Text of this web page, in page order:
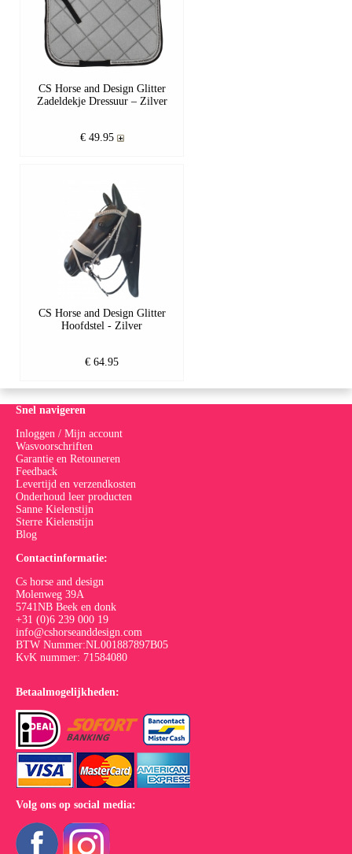
CS Horse and Design Glitter
Zadeldekje Dressuur – Zilver
€ 49.95
CS Horse and Design Glitter
Hoofdstel - Zilver
€ 64.95
Snel navigeren
Inloggen / Mijn account
Wasvoorschriften
Garantie en Retouneren
Feedback
Levertijd en verzendkosten
Onderhoud leer producten
Sanne Kielenstijn
Sterre Kielenstijn
Blog
Contactinformatie:
Cs horse and design
Molenweg 39A
5741NB Beek en donk
+31 (0)6 239 000 19
info@cshorseanddesign.com
BTW Nummer:NL001887897B05
KvK nummer: 71584080
Betaalmogelijkheden:
Volg ons op social media: